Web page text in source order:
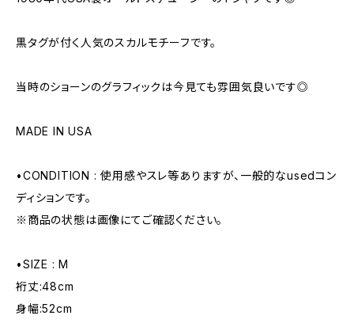
黒タグが付く人気のスカルモチーフです。
当時のショーンのグラフィックは今見ても雰囲気良いです◎
MADE IN USA
•CONDITION : 使用感やスレ等ありますが、一般的なusedコン
ディションです。
※商品の状態は画像にてご確認ください。
•SIZE : M
裄丈:48cm
身幅:52cm